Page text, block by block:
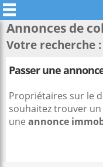
Annonces de
Votre recherche :
Passer une
Propriétaires sur le
souhaitez trouver
une annonce